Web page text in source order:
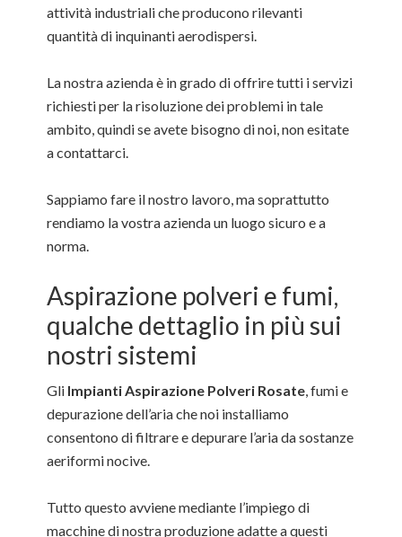
attività industriali che producono rilevanti
quantità di inquinanti aerodispersi.
La nostra azienda è in grado di offrire tutti i servizi
richiesti per la risoluzione dei problemi in tale
ambito, quindi se avete bisogno di noi, non esitate
a contattarci.
Sappiamo fare il nostro lavoro, ma soprattutto
rendiamo la vostra azienda un luogo sicuro e a
norma.
Aspirazione polveri e fumi,
qualche dettaglio in più sui
nostri sistemi
Gli Impianti Aspirazione Polveri Rosate, fumi e
depurazione dell’aria che noi installiamo
consentono di filtrare e depurare l’aria da sostanze
aeriformi nocive.
Tutto questo avviene mediante l’impiego di
macchine di nostra produzione adatte a questi